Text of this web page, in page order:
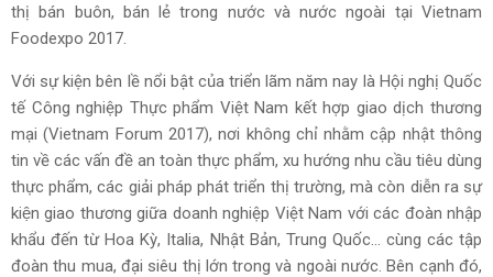
thị bán buôn, bán lẻ trong nước và nước ngoài tại Vietnam
Foodexpo 2017.
Với sự kiện bên lề nổi bật của triển lãm năm nay là Hội nghị Quốc
tế Công nghiệp Thực phẩm Việt Nam kết hợp giao dịch thương
mại (Vietnam Forum 2017), nơi không chỉ nhằm cập nhật thông
tin về các vấn đề an toàn thực phẩm, xu hướng nhu cầu tiêu dùng
thực phẩm, các giải pháp phát triển thị trường, mà còn diễn ra sự
kiện giao thương giữa doanh nghiệp Việt Nam với các đoàn nhập
khẩu đến từ Hoa Kỳ, Italia, Nhật Bản, Trung Quốc... cùng các tập
đoàn thu mua, đại siêu thị lớn trong và ngoài nước. Bên cạnh đó,